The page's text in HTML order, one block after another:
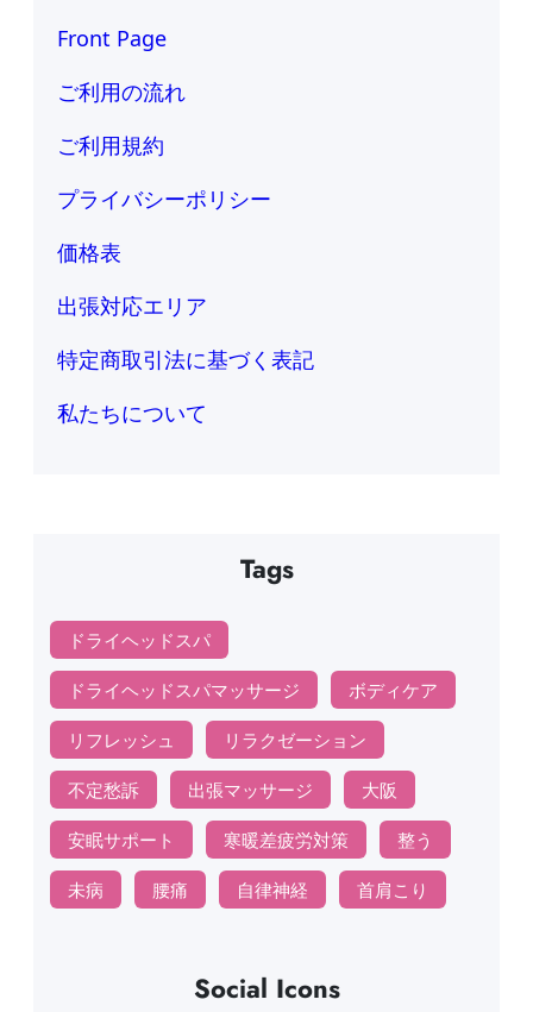
Front Page
ご利用の流れ
ご利用規約
プライバシーポリシー
価格表
出張対応エリア
特定商取引法に基づく表記
私たちについて
Tags
ドライヘッドスパ
ドライヘッドスパマッサージ ボディケア
リフレッシュ リラクゼーション
不定愁訴 出張マッサージ 大阪
安眠サポート 寒暖差疲労対策 整う
未病 腰痛 自律神経 首肩こり
Social Icons